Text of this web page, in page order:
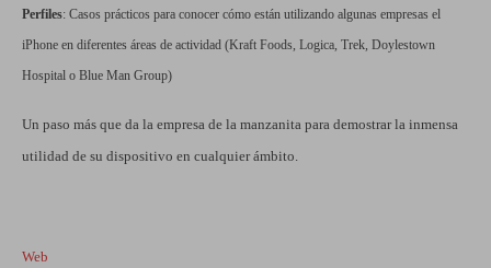
Perfiles: Casos prácticos para conocer cómo están utilizando algunas empresas el
iPhone en diferentes áreas de actividad (Kraft Foods, Logica, Trek, Doylestown
Hospital o Blue Man Group)
Un paso más que da la empresa de la manzanita para demostrar la inmensa
utilidad de su dispositivo en cualquier ámbito.
Web